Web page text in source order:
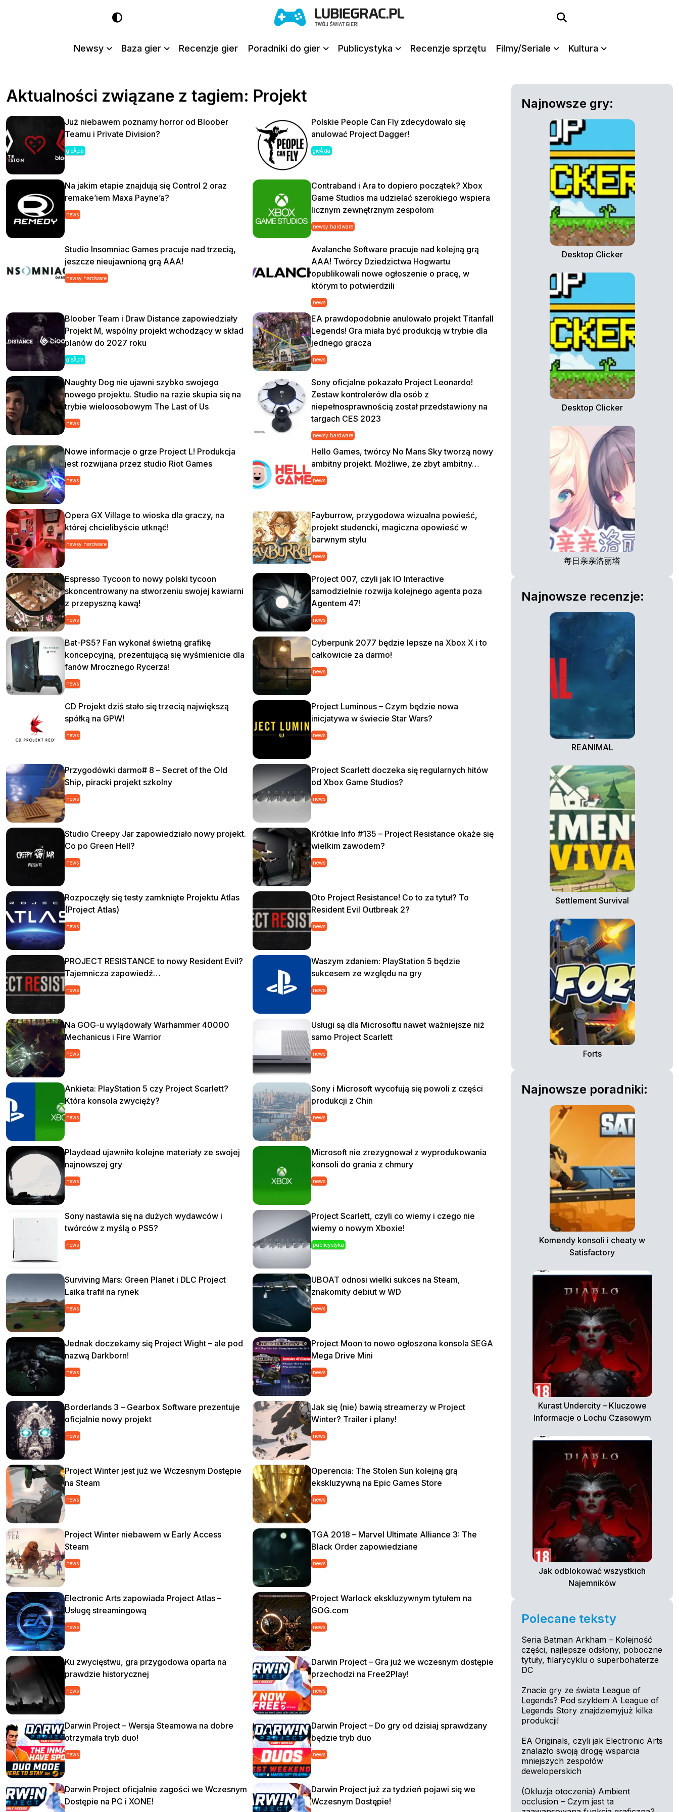
Newsy Baza gier Recenzje gier Poradniki do gier Publicystyka Recenzje sprzętu Filmy/Seriale Kultura
Aktualności związane z tagiem: Projekt
Już niebawem poznamy horror od Bloober
Teamu i Private Division?
gieÅ‚da
Polskie People Can Fly zdecydowało się
anulować Project Dagger!
gieÅ‚da
Na jakim etapie znajdują się Control 2 oraz
remake’iem Maxa Payne’a?
news
Contraband i Ara to dopiero początek? Xbox
Game Studios ma udzielać szerokiego wspiera
licznym zewnętrznym zespołom
newsy hardware
Studio Insomniac Games pracuje nad trzecią,
jeszcze nieujawnioną grą AAA!
newsy hardware
Avalanche Software pracuje nad kolejną grą
AAA! Twórcy Dziedzictwa Hogwartu
opublikowali nowe ogłoszenie o pracę, w
którym to potwierdzili
news
Bloober Team i Draw Distance zapowiedziały
Projekt M, wspólny projekt wchodzący w skład
planów do 2027 roku
gieÅ‚da
EA prawdopodobnie anulowało projekt Titanfall
Legends! Gra miała być produkcją w trybie dla
jednego gracza
news
Naughty Dog nie ujawni szybko swojego
nowego projektu. Studio na razie skupia się na
trybie wieloosobowym The Last of Us
news
Sony oficjalne pokazało Project Leonardo!
Zestaw kontrolerów dla osób z
niepełnosprawnością został przedstawiony na
targach CES 2023
newsy hardware
Nowe informacje o grze Project L! Produkcja
jest rozwijana przez studio Riot Games
news
Hello Games, twórcy No Mans Sky tworzą nowy
ambitny projekt. Możliwe, że zbyt ambitny…
news
Opera GX Village to wioska dla graczy, na
której chcielibyście utknąć!
newsy hardware
Fayburrow, przygodowa wizualna powieść,
projekt studencki, magiczna opowieść w
barwnym stylu
news
Espresso Tycoon to nowy polski tycoon
skoncentrowany na stworzeniu swojej kawiarni
z przepyszną kawą!
news
Project 007, czyli jak IO Interactive
samodzielnie rozwija kolejnego agenta poza
Agentem 47!
news
Bat-PS5? Fan wykonał świetną grafikę
koncepcyjną, prezentującą się wyśmienicie dla
fanów Mrocznego Rycerza!
news
Cyberpunk 2077 będzie lepsze na Xbox X i to
całkowicie za darmo!
news
CD Projekt dziś stało się trzecią największą
spółką na GPW!
news
Project Luminous – Czym będzie nowa
inicjatywa w świecie Star Wars?
news
Przygodówki darmo# 8 – Secret of the Old
Ship, piracki projekt szkolny
news
Project Scarlett doczeka się regularnych hitów
od Xbox Game Studios?
news
Studio Creepy Jar zapowiedziało nowy projekt.
Co po Green Hell?
news
Krótkie Info #135 – Project Resistance okaże się
wielkim zawodem?
news
Rozpoczęły się testy zamknięte Projektu Atlas
(Project Atlas)
news
Oto Project Resistance! Co to za tytuł? To
Resident Evil Outbreak 2?
news
PROJECT RESISTANCE to nowy Resident Evil?
Tajemnicza zapowiedź…
news
Waszym zdaniem: PlayStation 5 będzie
sukcesem ze względu na gry
news
Na GOG-u wylądowały Warhammer 40000
Mechanicus i Fire Warrior
news
Usługi są dla Microsoftu nawet ważniejsze niż
samo Project Scarlett
news
Ankieta: PlayStation 5 czy Project Scarlett?
Która konsola zwycięży?
news
Sony i Microsoft wycofują się powoli z części
produkcji z Chin
news
Playdead ujawniło kolejne materiały ze swojej
najnowszej gry
news
Microsoft nie zrezygnował z wyprodukowania
konsoli do grania z chmury
news
Sony nastawia się na dużych wydawców i
twórców z myślą o PS5?
news
Project Scarlett, czyli co wiemy i czego nie
wiemy o nowym Xboxie!
publicystyka
Surviving Mars: Green Planet i DLC Project
Laika trafił na rynek
news
UBOAT odnosi wielki sukces na Steam,
znakomity debiut w WD
news
Jednak doczekamy się Project Wight – ale pod
nazwą Darkborn!
news
Project Moon to nowo ogłoszona konsola SEGA
Mega Drive Mini
news
Borderlands 3 – Gearbox Software prezentuje
oficjalnie nowy projekt
news
Jak się (nie) bawią streamerzy w Project
Winter? Trailer i plany!
news
Project Winter jest już we Wczesnym Dostępie
na Steam
news
Operencia: The Stolen Sun kolejną grą
ekskluzywną na Epic Games Store
news
Project Winter niebawem w Early Access
Steam
news
TGA 2018 – Marvel Ultimate Alliance 3: The
Black Order zapowiedziane
news
Electronic Arts zapowiada Project Atlas –
Usługę streamingową
news
Project Warlock ekskluzywnym tytułem na
GOG.com
news
Ku zwycięstwu, gra przygodowa oparta na
prawdzie historycznej
news
Darwin Project – Gra już we wczesnym dostępie
przechodzi na Free2Play!
news
Darwin Project – Wersja Steamowa na dobre
otrzymała tryb duo!
news
Darwin Project – Do gry od dzisiaj sprawdzany
będzie tryb duo
news
Darwin Project oficjalnie zagości we Wczesnym
Dostępie na PC i XONE!
Darwin Project już za tydzień pojawi się we
Wczesnym Dostępie!
Najnowsze gry:
Desktop Clicker
Desktop Clicker
每日亲亲洛丽塔
Najnowsze recenzje:
REANIMAL
Settlement Survival
Forts
Najnowsze poradniki:
Komendy konsoli i cheaty w
Satisfactory
Kurast Undercity – Kluczowe
Informacje o Lochu Czasowym
Jak odblokować wszystkich
Najemników
Polecane teksty
Seria Batman Arkham – Kolejność
części, najlepsze odsłony, poboczne
tytuły, filarycyklu o superbohaterze
DC
Znacie gry ze świata League of
Legends? Pod szyldem A League of
Legends Story znajdziemyjuż kilka
produkcji!
EA Originals, czyli jak Electronic Arts
znalazło swoją drogę wsparcia
mniejszych zespołów
deweloperskich
(Okluzja otoczenia) Ambient
occlusion – Czym jest ta